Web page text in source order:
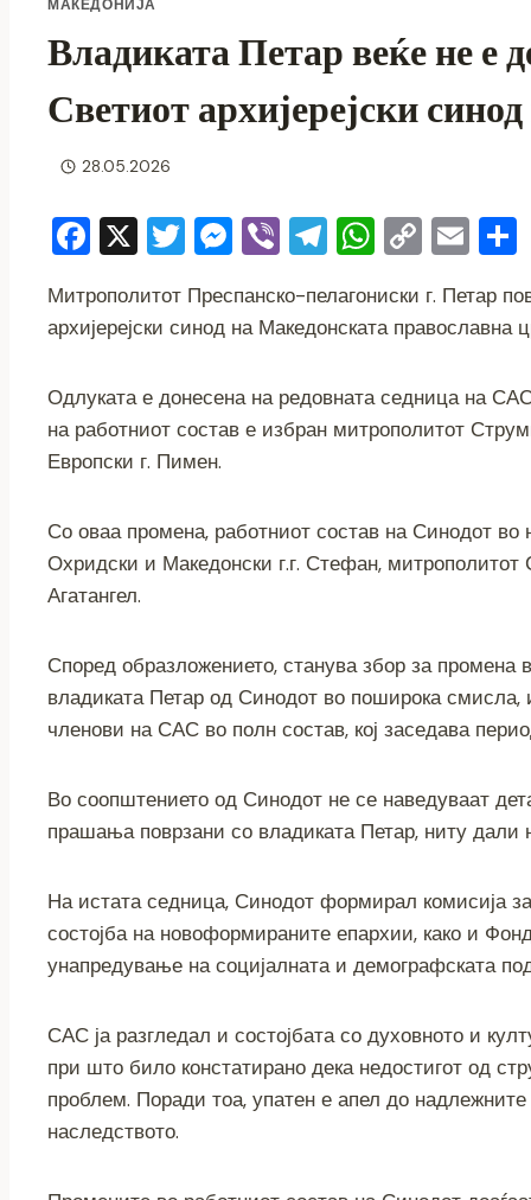
МАКЕДОНИЈА
Владиката Петар веќе не е
Светиот архијерејски
28.05.2026
F
c
e
b
o
o
X T
tt
er
M
ss
e
n
g
Vi
er
T
e
gr
a
m
W
at
s
A
p
C
p
y
Li
n
E
ai
l
Митрополитот Преспанско-пелагониски г. Петар
архијерејски синод на Македонската
Одлуката е донесена на редовната седница на
на работниот состав е избран митрополитот
Европски г. Пимен.
Со оваа промена, работниот состав на Синодот во
Охридски и Македонски г.г. Стефан,
Агатангел.
Според образложението, станува збор за промена
владиката Петар од Синодот во поширока смисла,
членови на САС во полн состав, кој заседава
Во соопштението од Синодот не се наведуваат
прашања поврзани со владиката Петар, ниту дали
На истата седница, Синодот формирал комисија
состојба на новоформираните епархии, како и
унапредување на социјалната и демографската
САС ја разгледал и состојбата со духовното и
при што било констатирано дека недостигот од
проблем. Поради тоа, упатен е апел до
наследството.